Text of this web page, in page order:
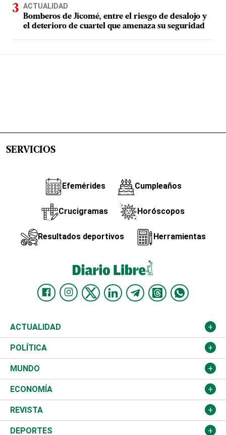
ACTUALIDAD
Bomberos de Jicomé, entre el riesgo de desalojo y
el deterioro de cuartel que amenaza su seguridad
SERVICIOS
Efemérides Cumpleaños
Crucigramas Horóscopos
Resultados deportivos Herramientas
ACTUALIDAD
Nacional
Ciudad
Educación
Salud
Justicia
POLÍTICA
Partidos
JCE
TSE
Congreso Nacional
MUNDO
Estados Unidos
América Latina
Haití
ECONOMÍA
Finanzas
Turismo
REVISTA
Música
DEPORTES